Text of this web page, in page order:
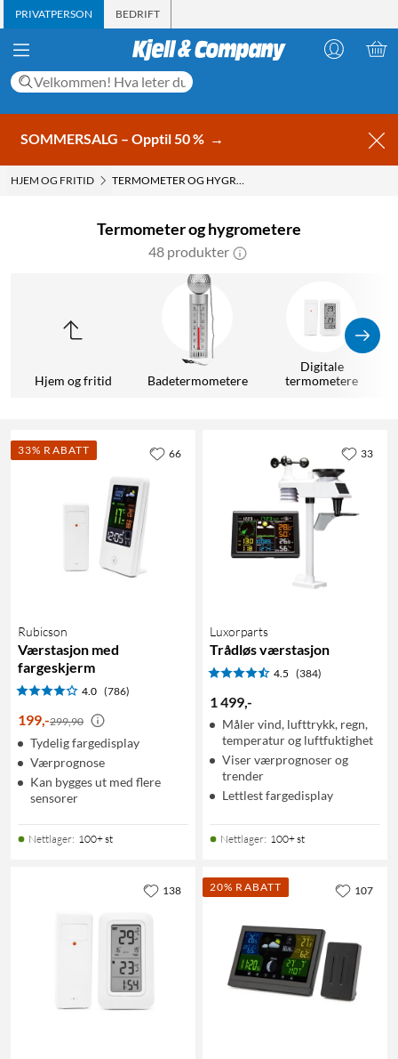
PRIVATPERSON BEDRIFT
SOMMERSALG – Opptil 50 % →
HJEM OG FRITID TERMOMETER OG HYGROMETERE
Termometer og hygrometere
48 produkter
Hjem og fritid Badetermometere
Digitale
termometere
33% RABATT
Rubicson
Værstasjon med
fargeskjerm
4.0 (786)
199,-299,90
Tydelig fargedisplay
Værprognose
Kan bygges ut med flere
sensorer
Nettlager: 100+ st
66
Luxorparts
Trådløs værstasjon
4.5 (384)
1 499,-
Måler vind, lufttrykk, regn,
temperatur og luftfuktighet
Viser værprognoser og
trender
Lettlest fargedisplay
Nettlager: 100+ st
33
138 20% RABATT 107